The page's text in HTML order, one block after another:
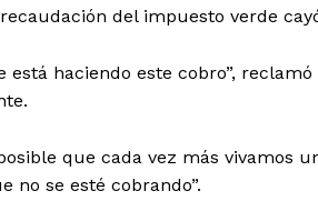
del impuesto verde
está haciendo este cobro”,
que cada vez más vivamos
no se esté cobrando”.